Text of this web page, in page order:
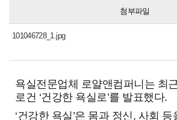
첨부파일
101046728_1.jpg
욕실전문업체 로얄앤컴퍼니는 최
로건 ‘건강한 욕실로’를 발표했다.
‘건강한 욕실’은 몸과 정신, 사회